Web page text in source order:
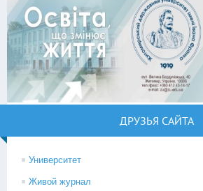
ДРУЗЬЯ САЙТА
Университет
Живой журнал